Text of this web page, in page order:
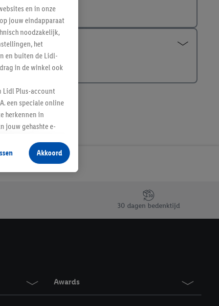
30 dagen bedenktijd
Awards
en in onze
jouw eindapparaat
noodzakelijk,
het
en buiten de Lidl-
in de winkel ook
Lidl Plus-account
een speciale online
herkennen in
jouw gehashte e-
producten waarin je
te plaatsen
jouw gehashte e-
kunnen worden
vergelijkbare
Meer informatie,
Akkoord